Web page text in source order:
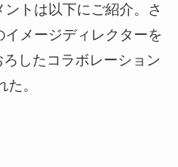
トは以下にご紹介。さ
メージディレクターを
ろしたコラボレーション
。